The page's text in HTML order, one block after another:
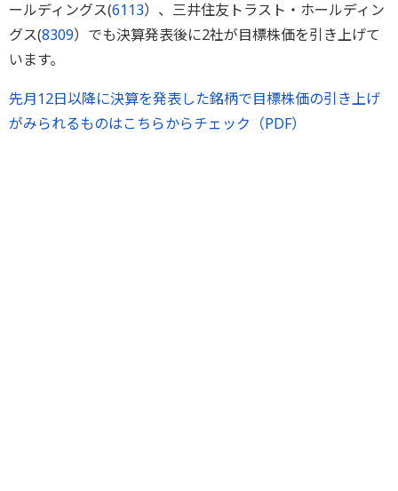
ールディングス(6113）、三井住友トラスト・ホールディン
グス(8309）でも決算発表後に2社が目標株価を引き上げて
います。
先月12日以降に決算を発表した銘柄で目標株価の引き上げ
がみられるものはこちらからチェック（PDF）